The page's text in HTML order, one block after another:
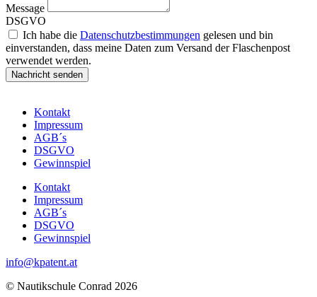
Message
DSGVO
Ich habe die Datenschutzbestimmungen gelesen und bin
einverstanden, dass meine Daten zum Versand der Flaschenpost
verwendet werden.
Nachricht senden
Kontakt
Impressum
AGB´s
DSGVO
Gewinnspiel
Kontakt
Impressum
AGB´s
DSGVO
Gewinnspiel
info@kpatent.at
© Nautikschule Conrad 2026